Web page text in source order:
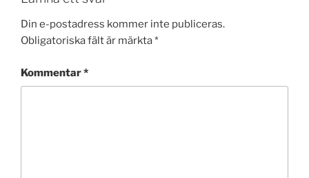
Din e-postadress kommer inte publiceras.
Obligatoriska fält är märkta*
Kommentar*